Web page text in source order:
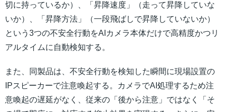
切に持っているか）、「昇降速度」（走って昇降していな
いか）、「昇降方法」（一段飛ばしで昇降していないか）
という3つの不安全行動をAIカメラ本体だけで高精度かつリ
アルタイムに自動検知する。
また、同製品は、不安全行動を検知した瞬間に現場設置の
IPスピーカーで注意喚起する。カメラでAI処理するため注
意喚起の遅延がなく、従来の「後から注意」ではなく「そ